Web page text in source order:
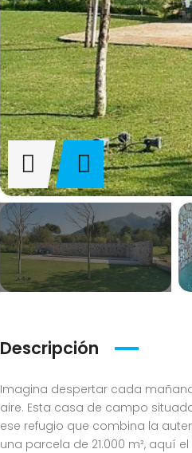
Descripción
Imagina despertar cada
aire. Esta casa de campo
ese refugio que combina la
una parcela de 21.000 m², aquí